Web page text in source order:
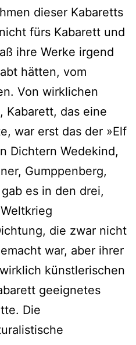
dieser Kabaretts
fürs Kabarett und
ihre Werke irgend
hätten, vom
Von wirklichen
Kabarett, das eine
war erst das der »Elf
Dichtern Wedekind,
Gumppenberg,
es in den drei,
die zwar nicht
war, aber ihrer
künstlerischen
geeignetes
Die